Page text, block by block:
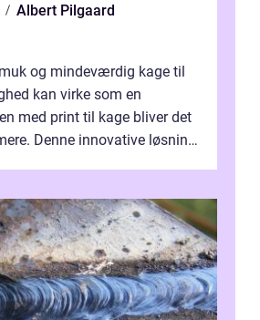
Albert Pilgaard
og mindeværdig kage til
kan virke som en
med print til kage bliver det
Denne innovative løsning